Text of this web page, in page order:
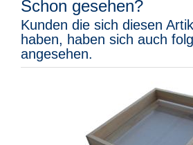
Schon gesehen?
Kunden die sich diesen
haben, haben sich auch
angesehen.